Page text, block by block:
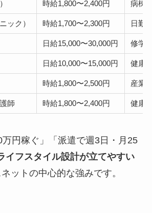
時給1,800〜2,400円 病棟
ック） 時給1,700〜2,300円 日勤
日給15,000〜30,000円 修学
日給10,000〜15,000円 健康
時給1,800〜2,500円 産業
師 時給1,800〜2,400円 健康
万円稼ぐ」「派遣で週3日・月25
イフスタイル設計が立てやすい
ットの中心的な強みです。